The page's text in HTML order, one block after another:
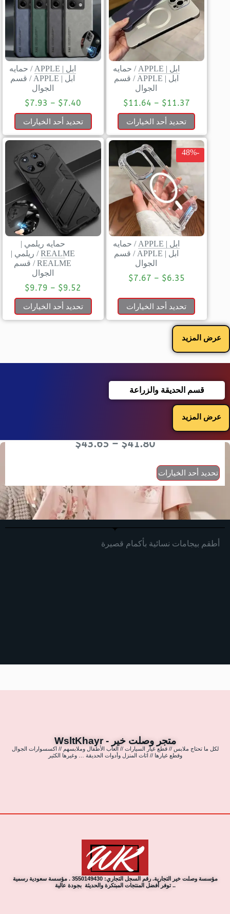
ابل | APPLE / حمايه
ابل | APPLE
/ قسم
الجوال
$11.37
–
$11.64
تحديد أحد الخيارات
ابل | APPLE / حمايه
ابل | APPLE
/ قسم
الجوال
$7.40
–
$7.93
تحديد أحد الخيارات
-48%
ابل | APPLE / حمايه
ابل | APPLE
/ قسم
الجوال
$6.35
–
$7.67
تحديد أحد الخيارات
حمايه ريلمي |
REALME
/ ريلمي |
REALME
/ قسم
الجوال
$9.52
–
$9.79
تحديد أحد الخيارات
عرض المزيد
قسم الحديقة والزراعة
عرض المزيد
أطقم بيجامات نسائية بأكمام قصيرة
$41.80
–
$43.65
تحديد أحد الخيارات
متجر وصلت خير - WsltKhayr
لكل ما تحتاج ملابس // قطع غيار السيارات // العاب الأطفال وملابسهم // اكسسوارات الجوال
وقطع غيارها // اثاث المنزل وأدوات الحديقة … وغيرها الكثير
مؤسسة وصلت خير التجارية. رقم السجل التجاري: 3550149430 . مؤسسة سعودية رسمية
.. توفر أفضل المنتجات المبتكرة والحديثة بجودة عالية